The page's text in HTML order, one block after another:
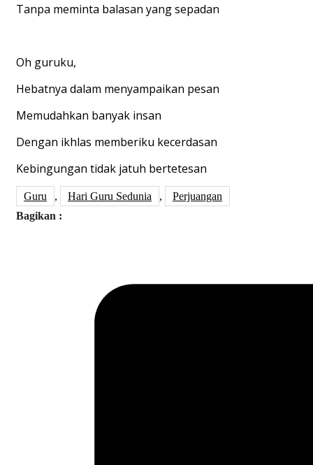
Tanpa meminta balasan yang sepadan
Oh guruku,
Hebatnya dalam menyampaikan pesan
Memudahkan banyak insan
Dengan ikhlas memberiku kecerdasan
Kebingungan tidak jatuh bertetesan
Guru , Hari Guru Sedunia ,
Perjuangan
Bagikan :